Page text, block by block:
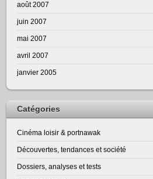
août 2007
juin 2007
mai 2007
avril 2007
janvier 2005
Catégories
Cinéma loisir & portnawak
Découvertes, tendances et société
Dossiers, analyses et tests